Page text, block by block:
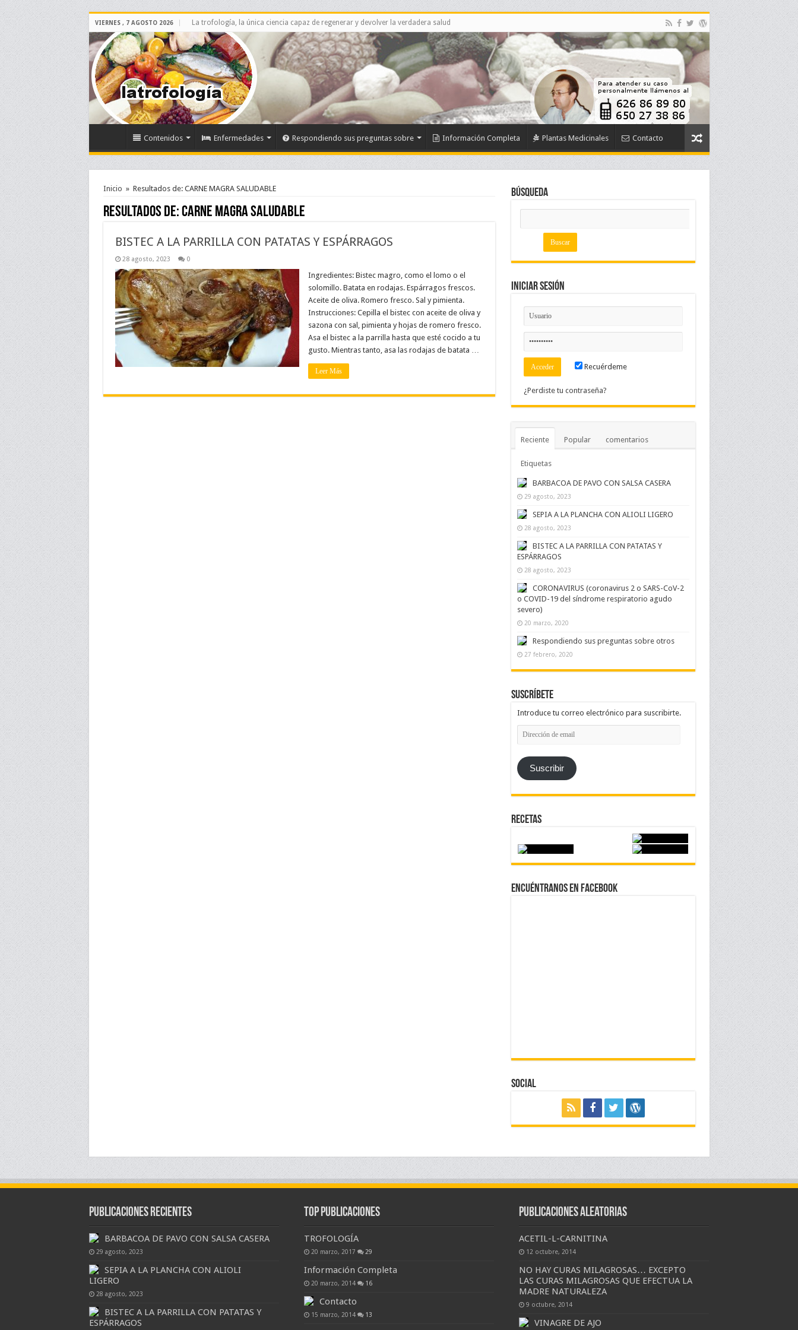
VIERNES , 7 AGOSTO 2026 La trofología, la única ciencia capaz de regenerar y devolver la verdadera salud
Contenidos Enfermedades Respondiendo sus preguntas sobre Información Completa Plantas Medicinales Contacto
Inicio » Resultados de: CARNE MAGRA SALUDABLE
Resultados de:CARNE MAGRA SALUDABLE
BISTEC A LA PARRILLA CON PATATAS Y ESPÁRRAGOS
28 agosto, 2023 0
Ingredientes: Bistec magro, como el lomo o el
solomillo. Batata en rodajas. Espárragos frescos.
Aceite de oliva. Romero fresco. Sal y pimienta.
Instrucciones: Cepilla el bistec con aceite de oliva y
sazona con sal, pimienta y hojas de romero fresco.
Asa el bistec a la parrilla hasta que esté cocido a tu
gusto. Mientras tanto, asa las rodajas de batata …
Leer Más
Búsqueda
Iniciar Sesión
Recuérdeme
¿Perdiste tu contraseña?
Reciente Popular comentarios
Etiquetas
BARBACOA DE PAVO CON SALSA CASERA
29 agosto, 2023
SEPIA A LA PLANCHA CON ALIOLI LIGERO
28 agosto, 2023
BISTEC A LA PARRILLA CON PATATAS Y
ESPÁRRAGOS
28 agosto, 2023
CORONAVIRUS (coronavirus 2 o SARS-CoV-2
o COVID-19 del síndrome respiratorio agudo
severo)
20 marzo, 2020
Respondiendo sus preguntas sobre otros
27 febrero, 2020
Suscríbete
Introduce tu correo electrónico para suscribirte.
Dirección
de
Suscribir
Recetas
Encuéntranos en Facebook
Social
Publicaciones Recientes
BARBACOA DE PAVO CON SALSA CASERA
29 agosto, 2023
SEPIA A LA PLANCHA CON ALIOLI
LIGERO
28 agosto, 2023
BISTEC A LA PARRILLA CON PATATAS Y
ESPÁRRAGOS
Top Publicaciones
TROFOLOGÍA
20 marzo, 2017 29
Información Completa
20 marzo, 2014 16
Contacto
15 marzo, 2014 13
Publicaciones Aleatorias
ACETIL-L-CARNITINA
12 octubre, 2014
NO HAY CURAS MILAGROSAS… EXCEPTO
LAS CURAS MILAGROSAS QUE EFECTUA LA
MADRE NATURALEZA
9 octubre, 2014
VINAGRE DE AJO